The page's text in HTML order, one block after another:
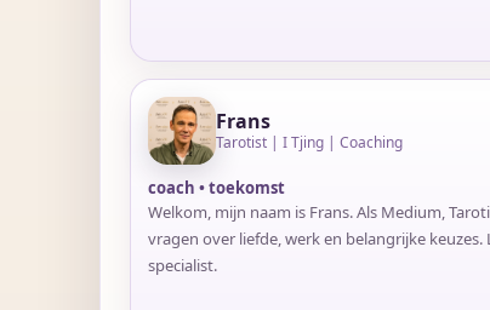
Frans
Tarotist | I Tjing | Coaching
coach • toekomst
Welkom, mijn naam is Frans. Als Medium,
vragen over liefde, werk en belangrijke
specialist.